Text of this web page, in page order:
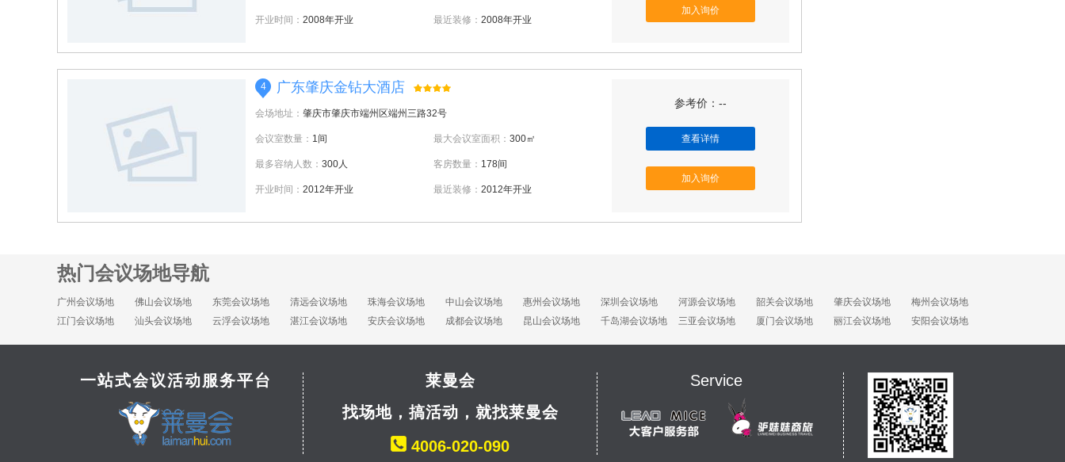
开业时间： 2008年开业 最近装修： 2008年开业
加入询价
4 广东肇庆金钻大酒店
会场地址： 肇庆市肇庆市端州区端州三路32号
会议室数量： 1间 最大会议室面积： 300㎡
最多容纳人数： 300人 客房数量： 178间
开业时间： 2012年开业 最近装修： 2012年开业
参考价：--
查看详情
加入询价
热门会议场地导航
广州会议场地 佛山会议场地 东莞会议场地 清远会议场地 珠海会议场地 中山会议场地 惠州会议场地 深圳会议场地 河源会议场地 韶关会议场地 肇庆会议场地
梅州会议场地
江门会议场地
汕头会议场地 云浮会议场地 湛江会议场地 安庆会议场地 成都会议场地 昆山会议场地 千岛湖会议场地 三亚会议场地 厦门会议场地 丽江会议场地 安阳会议场地
一站式会议活动服务平台
莱曼会
找场地，搞活动，就找莱曼会
4006-020-090
Service